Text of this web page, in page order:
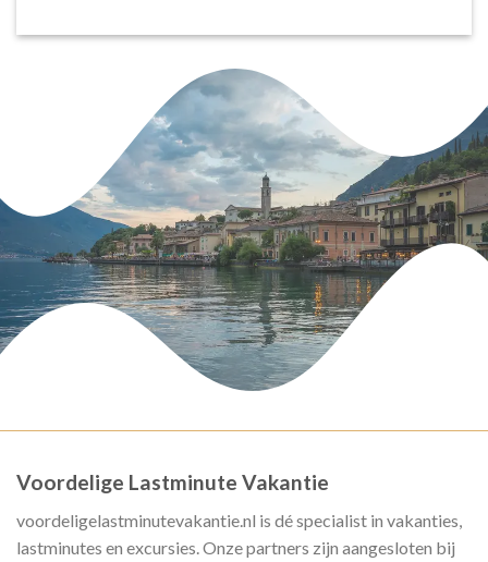
Voordelige Lastminute Vakantie
voordeligelastminutevakantie.nl is dé specialist in vakanties,
lastminutes en excursies. Onze partners zijn aangesloten bij